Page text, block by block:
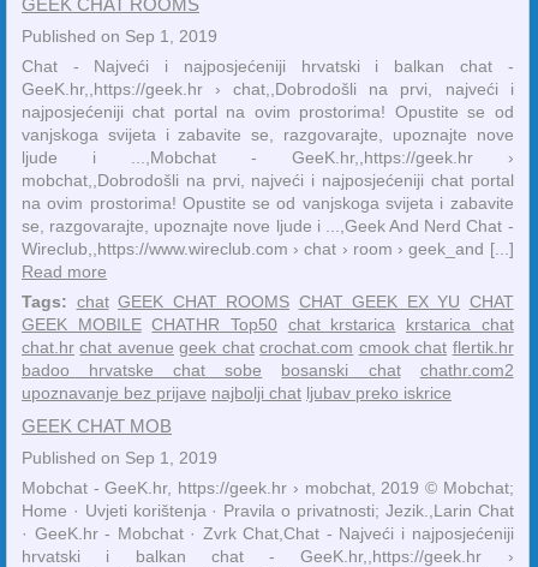
Published on Sep 1, 2019
Chat - Najveći i najposjećeniji hrvatski i balkan chat -
GeeK.hr,,https://geek.hr › chat,,Dobrodošli na prvi, najveći i
najposjećeniji chat portal na ovim prostorima! Opustite se od
vanjskoga svijeta i zabavite se, razgovarajte, upoznajte nove
ljude i ...,Mobchat - GeeK.hr,,https://geek.hr ›
mobchat,,Dobrodošli na prvi, najveći i najposjećeniji chat portal
na ovim prostorima! Opustite se od vanjskoga svijeta i zabavite
se, razgovarajte, upoznajte nove ljude i ...,Geek And Nerd Chat -
Wireclub,,https://www.wireclub.com › chat › room › geek_and [...]
Read more
Tags: chat GEEK CHAT ROOMS CHAT GEEK EX YU CHAT
GEEK MOBILE CHATHR Top50 chat krstarica
krstarica chat
chat.hr chat avenue geek chat crochat.com cmook chat flertik.hr
badoo hrvatske chat sobe
bosanski chat
chathr.com2
upoznavanje bez prijave najbolji chat ljubav preko iskrice
GEEK CHAT MOB
Published on Sep 1, 2019
Mobchat - GeeK.hr, https://geek.hr › mobchat, 2019 © Mobchat;
Home · Uvjeti korištenja · Pravila o privatnosti; Jezik.,‎Larin Chat
· ‎GeeK.hr - Mobchat · ‎Zvrk Chat,Chat - Najveći i najposjećeniji
hrvatski i balkan chat - GeeK.hr,,https://geek.hr ›